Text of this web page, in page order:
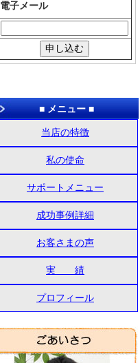
電子メール
■ メニュー ■
当店の特徴
私の使命
サポートメニュー
成功事例詳細
お客さまの声
実 績
プロフィール